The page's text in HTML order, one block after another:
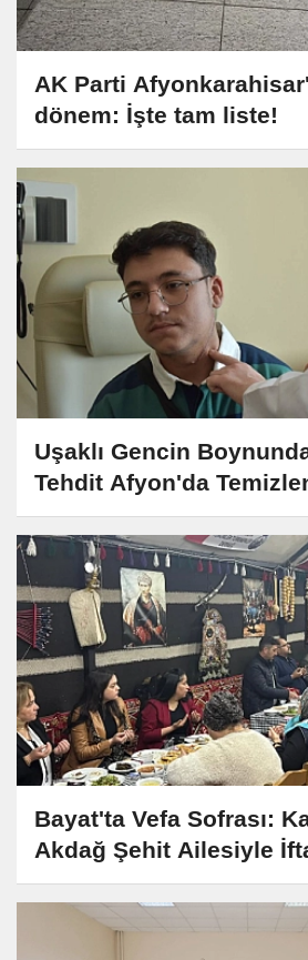
AK Parti
dönem: İşte tam liste!
Uşaklı Gencin
Tehdit Afyon'da
Bayat'ta Vefa Sofrası:
Akdağ Şehit Ailesiyle